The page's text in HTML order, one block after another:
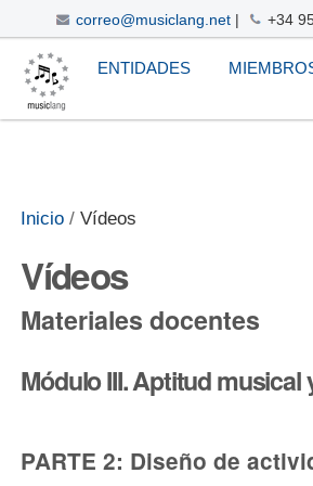
correo@musiclang.net | +34
Cambiar
a
contenido.
|
Navegación
ENTIDADES
Herramientas
Personales
Inicio /Vídeos
Vídeos
Materiales docentes
Módulo III. Aptitud
PARTE 2: Diseño de